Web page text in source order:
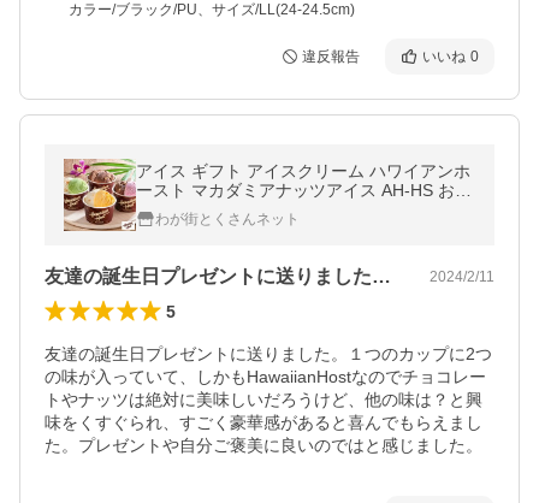
カラー/ブラック/PU、サイズ/LL(24-24.5cm)
違反報告 いいね 0
アイス ギフト アイスクリーム ハワイアンホ
ースト マカダミアナッツアイス AH-HS お取
り寄せ ギフト プレゼント おすすめ 爆買
わが街とくさんネット
友達の誕生日プレゼントに送りました。１… 2024/2/11
5
友達の誕生日プレゼントに送りました。１つのカップに2つ
の味が入っていて、しかもHawaiianHostなのでチョコレー
トやナッツは絶対に美味しいだろうけど、他の味は？と興
味をくすぐられ、すごく豪華感があると喜んでもらえまし
た。プレゼントや自分ご褒美に良いのではと感じました。